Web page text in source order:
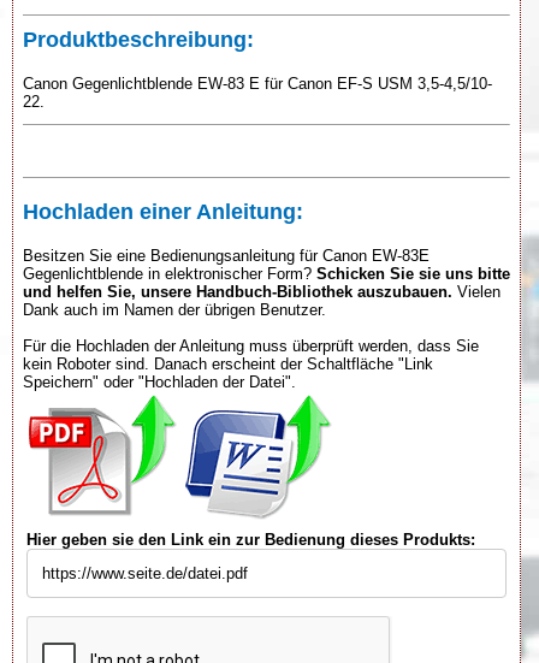
Produktbeschreibung:
Canon Gegenlichtblende EW-83 E für Canon EF-S USM 3,5-4,5/10-
22.
Hochladen einer Anleitung:
Besitzen Sie eine Bedienungsanleitung für Canon EW-83E
Gegenlichtblende in elektronischer Form? Schicken Sie sie uns bitte
und helfen Sie, unsere Handbuch-Bibliothek auszubauen. Vielen
Dank auch im Namen der übrigen Benutzer.
Für die Hochladen der Anleitung muss überprüft werden, dass Sie
kein Roboter sind. Danach erscheint der Schaltfläche "Link
Speichern" oder "Hochladen der Datei".
Hier geben sie den Link ein zur Bedienung dieses Produkts: